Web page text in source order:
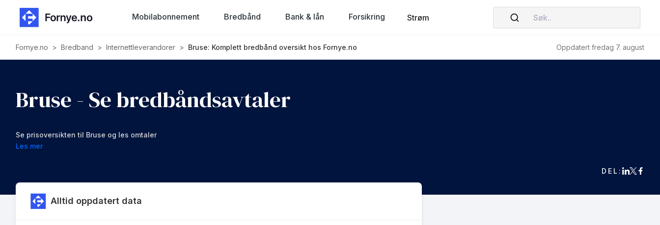
Mobilabonnement Bredbånd Bank & lån Forsikring Strøm Søk..
Fornye.no > Bredband > Internettleverandorer > Bruse: Komplett bredbånd oversikt hos Fornye.no Oppdatert fredag 7. august
Bruse - Se bredbåndsavtaler
Se prisoversikten til Bruse og les omtaler
Les mer
DEL:
Alltid oppdatert data